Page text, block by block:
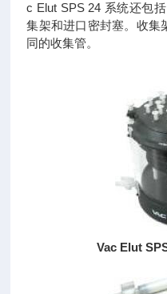
c Elut SPS 24 系统还包
集架和进口密封塞。收集
同的收集管。
Vac Elut